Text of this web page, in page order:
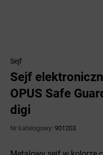
Sejf
Sejf
OPUS Safe
digi
Nr katalogowy: 901203